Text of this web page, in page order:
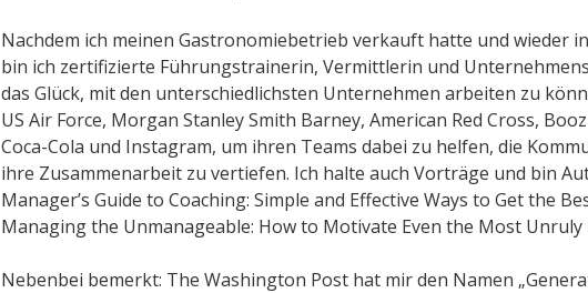
Nachdem ich meinen Gastronomiebetrieb verkauft hatte und wieder
bin ich zertifizierte Führungstrainerin, Vermittlerin und
das Glück, mit den unterschiedlichsten Unternehmen arbeiten zu
US Air Force, Morgan Stanley Smith Barney, American Red Cross,
Coca-Cola und Instagram, um ihren Teams dabei zu helfen, die
ihre Zusammenarbeit zu vertiefen. Ich halte auch Vorträge und bin
Manager’s Guide to Coaching: Simple and Effective Ways to Get the
Managing the Unmanageable: How to Motivate Even the Most Unruly
Nebenbei bemerkt: The Washington Post hat mir den Namen